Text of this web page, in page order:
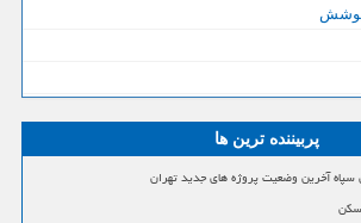
پربیننده ترین ها
سپاه آخرین وضعیت پروژه های جدید تهران